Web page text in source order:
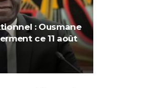
: Ousmane
ce 11 août